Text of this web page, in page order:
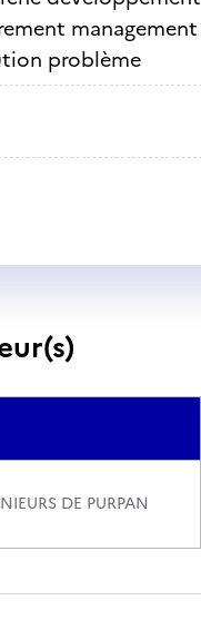
management
problème
DE PURPAN